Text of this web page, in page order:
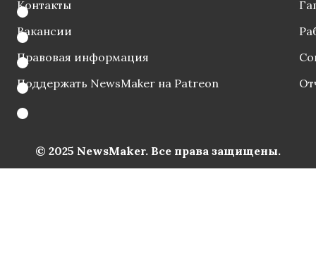
Контакты
Вакансии
Правовая информация
Поддержать NewsMaker на Patreon
© 2025 NewsMaker. Все права защищены.